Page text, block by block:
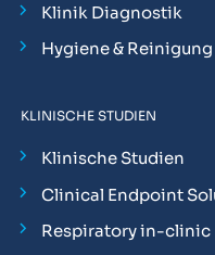
Klinik Diagnostik
Hygiene &
KLINISCHE STUDIEN
Klinische Studien
Clinical Endpoint
Respiratory in-clinic